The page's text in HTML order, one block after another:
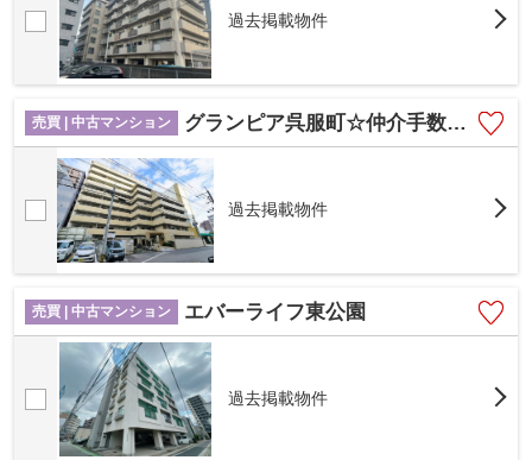
過去掲載物件
売買 | 中古マンション グランピア呉服町☆仲介手数料無料☆
過去掲載物件
売買 | 中古マンション エバーライフ東公園
過去掲載物件